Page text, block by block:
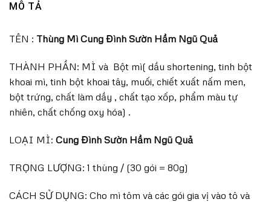
MÔ TẢ
TÊN : Thùng Mì Cung Đình Sườn Hầm Ngũ Quả
THÀNH PHẦN: MÌ và Bột mì( dầu shortening, tinh bột
khoai mì, tinh bột khoai tây, muối, chiết xuất nấm men,
bột trứng, chất làm dầy , chất tạo xốp, phẩm màu tự
nhiên, chất chống oxy hóa) .
LOẠI MÌ: Cung Đình Sườn Hầm Ngũ Quả
TRỌNG LƯỢNG: 1 thùng / (30 gói = 80g)
CÁCH SỬ DỤNG: Cho mì tôm và các gói gia vị vào tô và